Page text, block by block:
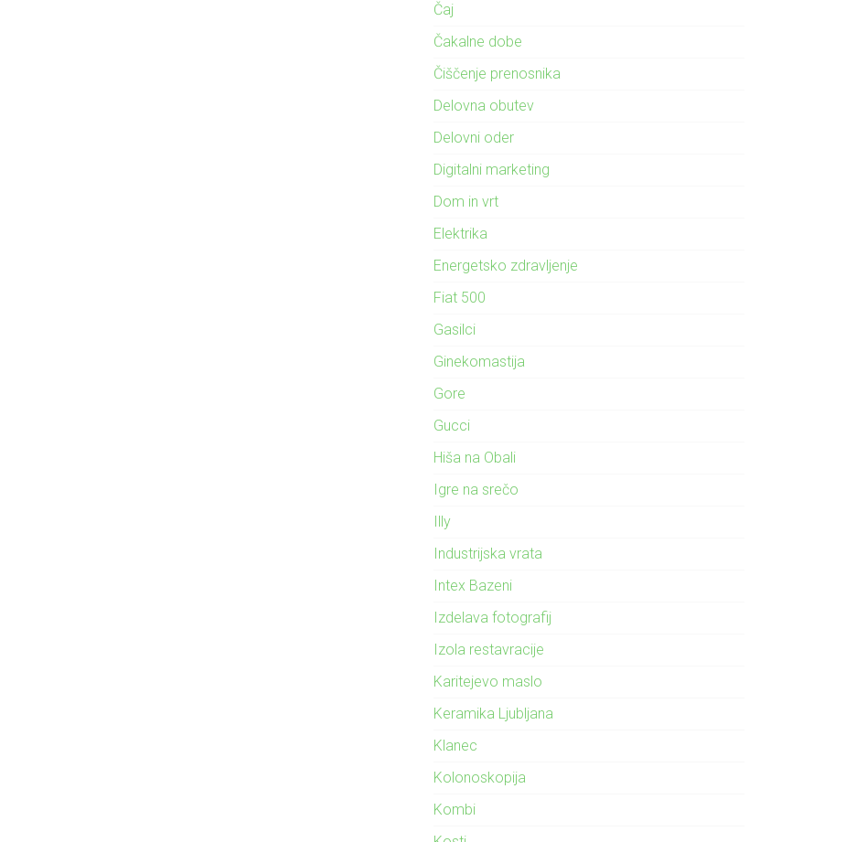
Čaj
Čakalne dobe
Čiščenje prenosnika
Delovna obutev
Delovni oder
Digitalni marketing
Dom in vrt
Elektrika
Energetsko zdravljenje
Fiat 500
Gasilci
Ginekomastija
Gore
Gucci
Hiša na Obali
Igre na srečo
Illy
Industrijska vrata
Intex Bazeni
Izdelava fotografij
Izola restavracije
Karitejevo maslo
Keramika Ljubljana
Klanec
Kolonoskopija
Kombi